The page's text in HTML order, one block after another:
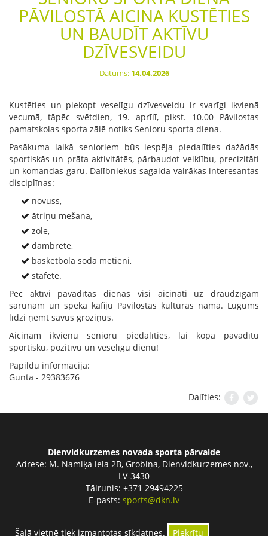
Šajā vietnē tiek izmantotas sīkdatnes. Piekrītu
PĀVILOSTĀ AICINA KUSTĒTIES
UN BAUDĪT AKTĪVU
DZĪVESVEIDU
Datums: 14.04.2026
Kustēties un piekopt veselīgu dzīvesveidu ir svarīgi ikvienā
vecumā, tāpēc svētdien, 19. aprīlī, plkst. 10.00 Pāvilostas
pamatskolas sporta zālē notiks Senioru sporta diena.
Pasākuma laikā senioriem būs iespēja piedalīties dažādās
sportiskās un prāta aktivitātēs, pārbaudot veiklību, precizitāti
un komandas garu. Dalībniekus sagaida vairākas interesantas
disciplīnas:
novuss,
ātriņu mešana,
zole,
dambrete,
basketbola soda metieni,
stafete.
Pēc aktīvi pavadītas dienas visi aicināti uz draudzīgām
sarunām un spēka kafiju Pāvilostas kultūras namā. Lūgums
līdzi ņemt savus groziņus.
Aicinām ikvienu senioru piedalīties, lai kopā pavadītu
sportisku, pozitīvu un veselīgu dienu!
Papildu informācija:
Gunta - 29383676
Dalīties:
Dienvidkurzemes novada sporta pārvalde
Adrese: M. Namiķa iela 2B, Grobiņa, Dienvidkurzemes nov.,
LV-3430
Tālrunis: +371 29494225
E-pasts: sports@dkn.lv